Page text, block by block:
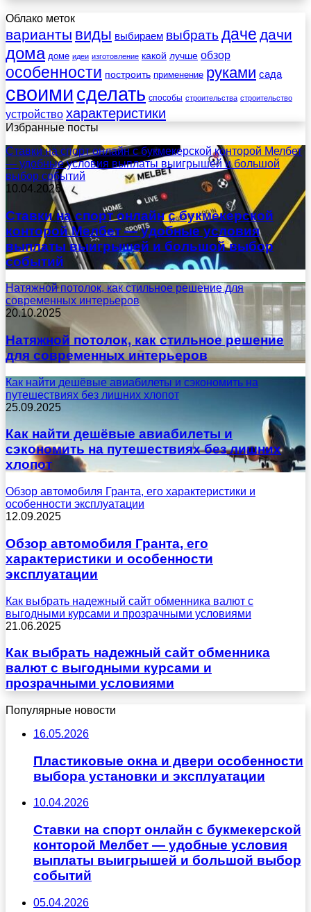
Облако меток
варианты виды выбираем выбрать даче дачи
дома доме идеи изготовление какой лучше обзор
особенности построить применение руками сада
своими сделать способы строительства строительство
устройство характеристики
Избранные посты
Ставки на спорт онлайн с букмекерской конторой Мелбет
— удобные условия выплаты выигрышей и большой
выбор событий
10.04.2026
Ставки на спорт онлайн с букмекерской
конторой Мелбет — удобные условия
выплаты выигрышей и большой выбор
событий
Натяжной потолок, как стильное решение для
современных интерьеров
20.10.2025
Натяжной потолок, как стильное решение
для современных интерьеров
Как найти дешёвые авиабилеты и сэкономить на
путешествиях без лишних хлопот
25.09.2025
Как найти дешёвые авиабилеты и
сэкономить на путешествиях без лишних
хлопот
Обзор автомобиля Гранта, его характеристики и
особенности эксплуатации
12.09.2025
Обзор автомобиля Гранта, его
характеристики и особенности
эксплуатации
Как выбрать надежный сайт обменника валют с
выгодными курсами и прозрачными условиями
21.06.2025
Как выбрать надежный сайт обменника
валют с выгодными курсами и
прозрачными условиями
Популярные новости
16.05.2026
Пластиковые окна и двери особенности
выбора установки и эксплуатации
10.04.2026
Ставки на спорт онлайн с букмекерской
конторой Мелбет — удобные условия
выплаты выигрышей и большой выбор
событий
05.04.2026